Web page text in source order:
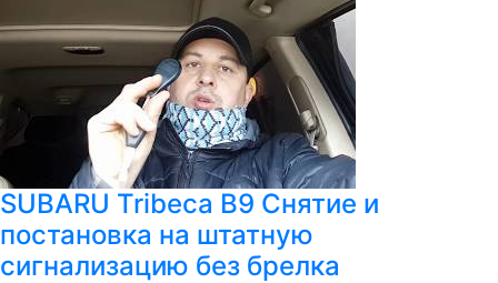
SUBARU Tribeca B9 Снятие и
постановка на штатную
сигнализацию без брелка